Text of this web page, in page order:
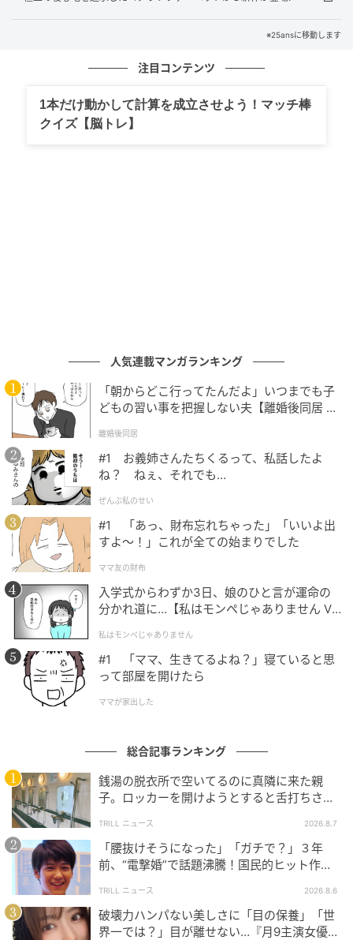
【歴代】ロイヤルアスコットの個性派帽子＆
ヘッドピース50選｜思わず二度見する華やか
ハットスタイル
の記事をもっとみる
※25ansに移動します
注目コンテンツ
1本だけ動かして計算を成立させよう！マッチ棒
クイズ【脳トレ】
人気連載マンガランキング
「朝からどこ行ってたんだよ」いつまでも子
どもの習い事を把握しない夫【離婚後同居 Vo
離婚後同居
#1 お義姉さんたちくるって、私話したよ
ね？ ねぇ、それでも…
ぜんぶ私のせい
#1 「あっ、財布忘れちゃった」「いいよ出
すよ〜！」これが全ての始まりでした
ママ友の財布
入学式からわずか3日、娘のひと言が運命の
分かれ道に…【私はモンペじゃありません Vo
私はモンペじゃありません
#1 「ママ、生きてるよね？」寝ていると思
って部屋を開けたら
ママが家出した
総合記事ランキング
銭湯の脱衣所で空いてるのに真隣に来た親
子。ロッカーを開けようとすると舌打ちさ
中で拍手」
TRILL ニュース 2026.8.7
「腰抜けそうになった」「ガチで？」３年
前、“電撃婚”で話題沸騰！国民的ヒット作
TRILL ニュース 2026.8.6
破壊力ハンパない美しさに「目の保養」「世
界一では？」目が離せない…『月9主演女優